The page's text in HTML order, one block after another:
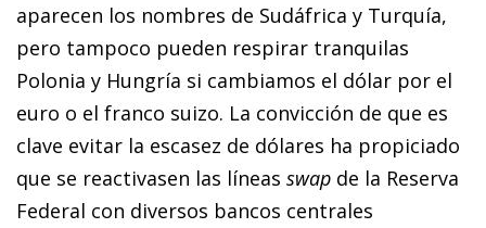
aparecen los nombres de Sudáfrica y Turquía,
pero tampoco pue­­den respirar tran­­quilas
Polonia y Hungría si cambiamos el dólar por el
euro o el franco suizo. La convicción de que es
clave evitar la escasez de dólares ha propiciado
que se reactivasen las líneas swap de la Reserva
Federal con diversos bancos centrales